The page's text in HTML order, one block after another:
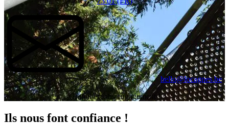
hello@locagnes.be
Gratuit et sans engagement !
Ils nous font confiance !